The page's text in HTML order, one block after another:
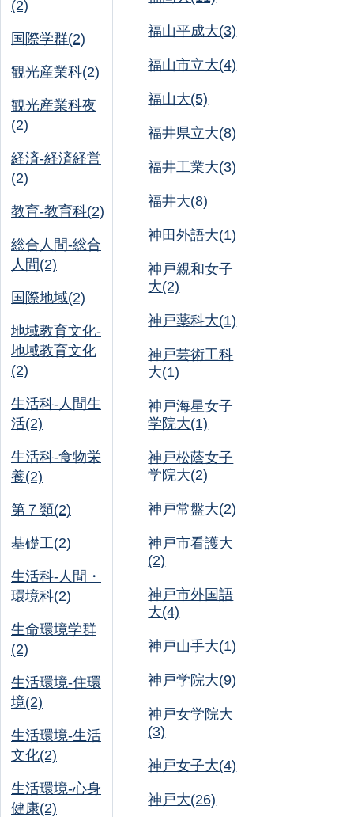
(2)
国際学群(2)
観光産業科(2)
観光産業科夜
(2)
経済-経済経営
(2)
教育-教育科(2)
総合人間-総合
人間(2)
国際地域(2)
地域教育文化-
地域教育文化
(2)
生活科-人間生
活(2)
生活科-食物栄
養(2)
第７類(2)
基礎工(2)
生活科-人間・
環境科(2)
生命環境学群
(2)
生活環境-住環
境(2)
生活環境-生活
文化(2)
生活環境-心身
健康(2)
福山平成大(3)
福山市立大(4)
福山大(5)
福井県立大(8)
福井工業大(3)
福井大(8)
神田外語大(1)
神戸親和女子
大(2)
神戸薬科大(1)
神戸芸術工科
大(1)
神戸海星女子
学院大(1)
神戸松蔭女子
学院大(2)
神戸常盤大(2)
神戸市看護大
(2)
神戸市外国語
大(4)
神戸山手大(1)
神戸学院大(9)
神戸女学院大
(3)
神戸女子大(4)
神戸大(26)